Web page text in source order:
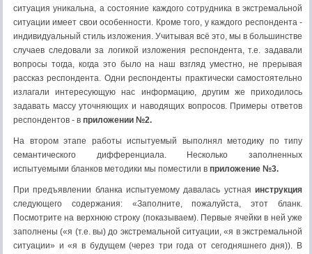
ситуация уникальна, а состояние каждого сотрудника в экстремальной
ситуации имеет свои особенности. Кроме того, у каждого респондента -
индивидуальный стиль изложения. Учитывая всё это, мы в большинстве
случаев следовали за логикой изложения респондента, т.е. задавали
вопросы тогда, когда это было на наш взгляд уместно, не прерывая
рассказ респондента. Одни респонденты практически самостоятельно
излагали интересующую нас информацию, другим же приходилось
задавать массу уточняющих и наводящих вопросов. Примеры ответов
респондентов - в приложении №2.
На втором этапе работы испытуемый выполнял методику по типу
семантического дифференциала. Несколько заполненных
испытуемыми бланков методики мы поместили в приложение №3.
При предъявлении бланка испытуемому давалась устная инструкция
следующего содержания: «Заполните, пожалуйста, этот бланк.
Посмотрите на верхнюю строку (показываем). Первые ячейки в ней уже
заполнены («я (т.е. вы) до экстремальной ситуации, «я в экстремальной
ситуации» и «я в будущем (через три года от сегодняшнего дня)). В